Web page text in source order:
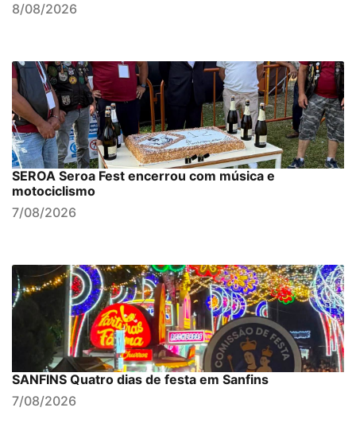
8/08/2026
SEROA Seroa Fest encerrou com música e
motociclismo
7/08/2026
SANFINS Quatro dias de festa em Sanfins
7/08/2026